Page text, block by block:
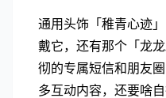
通用头饰「稚青心迹
戴它，还有那个「龙
彻的专属短信和朋友
多互动内容，还要啥自